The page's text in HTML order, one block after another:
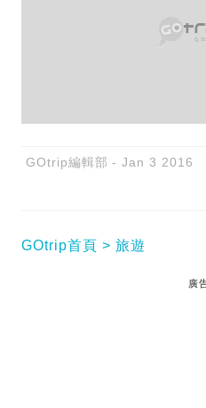
GOtrip編輯部 Jan 3 2016
GOtrip首頁 旅遊
廣